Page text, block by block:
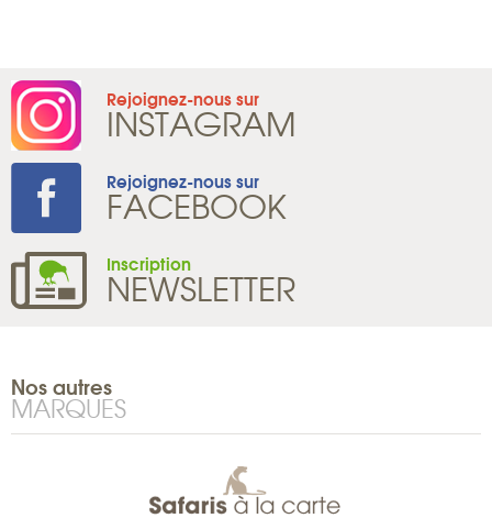
Rejoignez-nous sur
INSTAGRAM
Rejoignez-nous sur
FACEBOOK
Inscription
NEWSLETTER
Nos autres
MARQUES